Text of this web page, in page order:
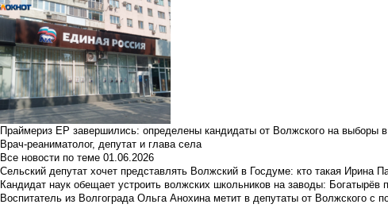
Праймериз ЕР завершились: определены кандидаты от Волжского на выборы
Врач-реаниматолог, депутат и глава села
Все новости по теме 01.06.2026
Сельский депутат хочет представлять Волжский в Госдуме: кто такая Ирина
Кандидат наук обещает устроить волжских школьников на заводы: Богатырёв
Воспитатель из Волгограда Ольга Анохина метит в депутаты от Волжского с